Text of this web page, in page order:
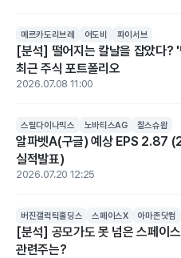
메르카도리브레 어도비 파이서브
[분석] 떨어지는 칼날을 잡았다? '
최근 주식 포트폴리오
2026.07.08 11:00
스틸다이나믹스 노바티스AG 찰스슈왑
알파벳A(구글) 예상 EPS 2.87
실적발표)
2026.07.20 12:25
버진갤럭틱홀딩스 스페이스X 아마존닷컴
[분석] 공모가도 못 넘은 스페이
관련주는?